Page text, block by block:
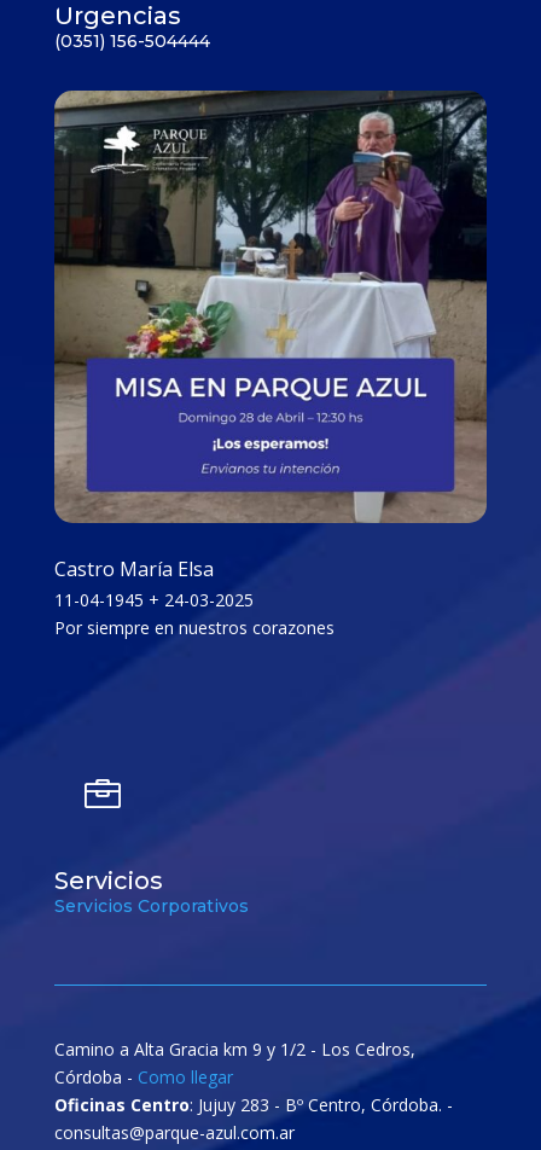
Urgencias
(0351) 156-504444
Castro María Elsa
11-04-1945 + 24-03-2025
Por siempre en nuestros corazones

Servicios
Servicios Corporativos
Camino a Alta Gracia km 9 y 1/2 - Los Cedros,
Córdoba - Como llegar
Oficinas Centro: Jujuy 283 - Bº Centro, Córdoba. -
consultas@parque-azul.com.ar